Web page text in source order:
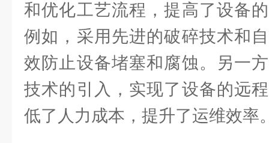
和优化工艺流程，提高了设备
例如，采用先进的破碎技术和
效防止设备堵塞和腐蚀。另一
技术的引入，实现了设备的远
低了人力成本，提升了运维效率